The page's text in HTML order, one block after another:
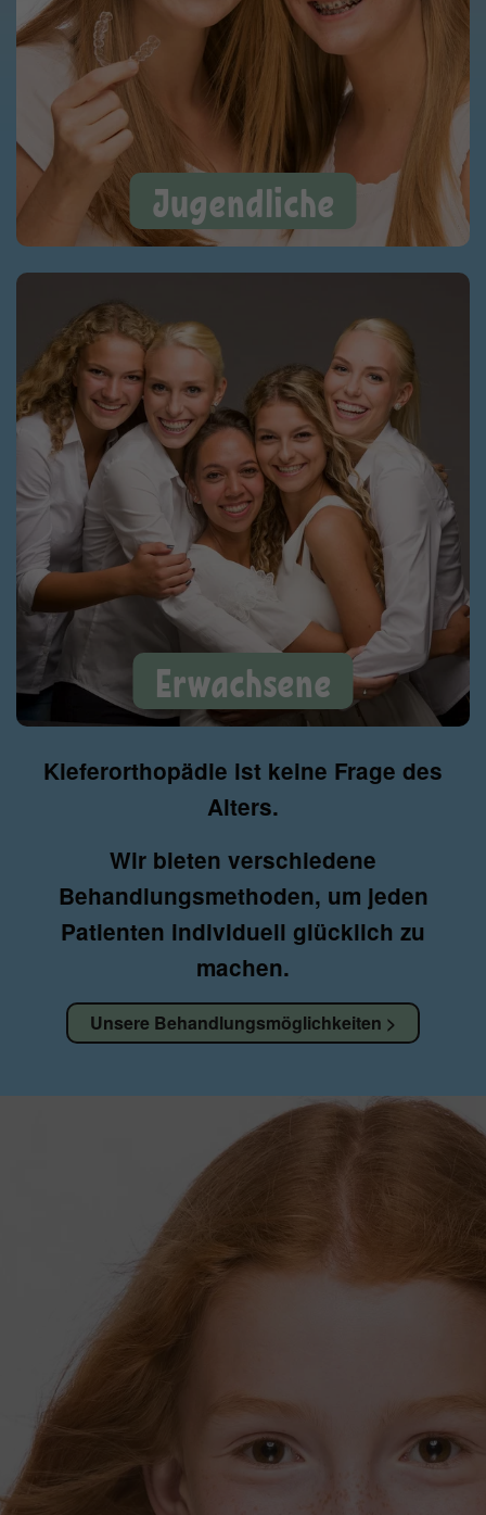
Jugendliche
Erwachsene
Kieferorthopädie ist keine Frage des
Alters.
Wir bieten verschiedene
Behandlungsmethoden, um jeden
Patienten individuell glücklich zu
machen.
Unsere Behandlungsmöglichkeiten >